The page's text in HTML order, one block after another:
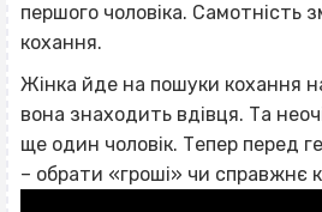
першого чоловіка. Самотність
кохання.
Жінка йде на пошуки кохання
вона знаходить вдівця. Та
ще один чоловік. Тепер перед
– обрати «гроші» чи справжнє